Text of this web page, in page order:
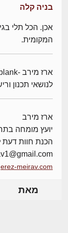
בניה קלה
אכן. הכל תלי
המקומית.
לנושאי תכנון
ארז מירב
יועץ מומחה
הכנת חוות דעת
erez-meirav.com
מאת